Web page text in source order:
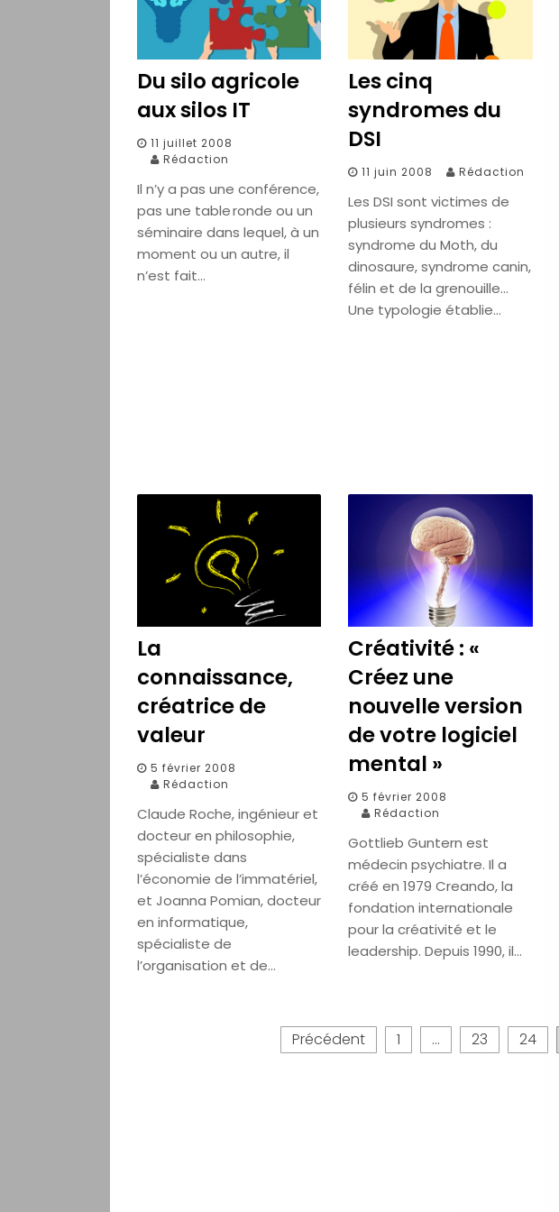
Du silo agricole
aux silos IT
11 juillet 2008
Rédaction
Il n’y a pas une conférence,
pas une table ronde ou un
séminaire dans lequel, à un
moment ou un autre, il
n’est fait…
Les cinq
syndromes du
DSI
11 juin 2008 Rédaction
Les DSI sont victimes de
plusieurs syndromes :
syndrome du Moth, du
dinosaure, syndrome canin,
félin et de la grenouille…
Une typologie établie…
La
connaissance,
créatrice de
valeur
5 février 2008
Rédaction
Claude Roche, ingénieur et
docteur en philosophie,
spécialiste dans
l’économie de l’immatériel,
et Joanna Pomian, docteur
en informatique,
spécialiste de
l’organisation et de…
Créativité : «
Créez une
nouvelle version
de votre logiciel
mental »
5 février 2008
Rédaction
Gottlieb Guntern est
médecin psychiatre. Il a
créé en 1979 Creando, la
fondation internationale
pour la créativité et le
leadership. Depuis 1990, il…
Précédent 1 … 23 24